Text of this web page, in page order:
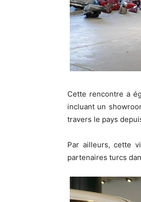
Cette rencontre a
incluant un
travers le pays
Par ailleurs, cette
partenaires turcs